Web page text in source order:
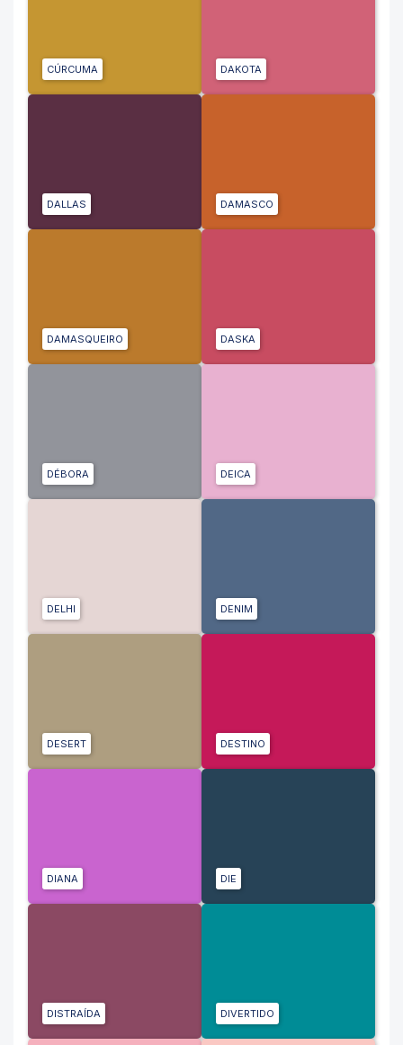
CÚRCUMA DAKOTA
DALLAS DAMASCO
DAMASQUEIRO DASKA
DÉBORA DEICA
DELHI DENIM
DESERT DESTINO
DIANA DIE
DISTRAÍDA DIVERTIDO